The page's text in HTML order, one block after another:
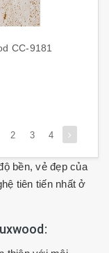
CC-9181
2 3 4
bền, vẻ đẹp của
tiên tiến nhất ở